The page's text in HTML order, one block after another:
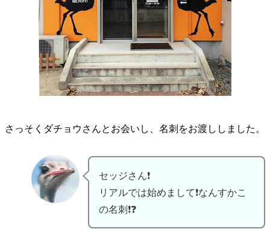
さっそくダチョウさんとお会いし、名刺をお渡ししました。
セッジさん❗
リアルでは始めまして❗なんすかこ
の名刺❗❓